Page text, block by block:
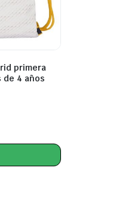
primera
de 4 años